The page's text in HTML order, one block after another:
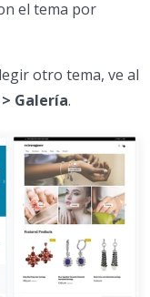
el tema por
otro tema, ve al
Galería.